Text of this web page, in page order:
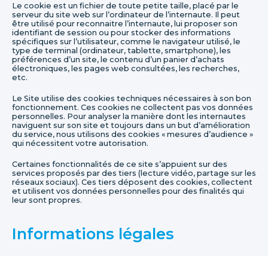
Le cookie est un fichier de toute petite taille, placé par le
serveur du site web sur l’ordinateur de l’internaute. Il peut
être utilisé pour reconnaitre l’internaute, lui proposer son
identifiant de session ou pour stocker des informations
spécifiques sur l’utilisateur, comme le navigateur utilisé, le
type de terminal (ordinateur, tablette, smartphone), les
préférences d’un site, le contenu d’un panier d’achats
électroniques, les pages web consultées, les recherches,
etc.
Le Site utilise des cookies techniques nécessaires à son bon
fonctionnement. Ces cookies ne collectent pas vos données
personnelles. Pour analyser la manière dont les internautes
naviguent sur son site et toujours dans un but d’amélioration
du service, nous utilisons des cookies « mesures d’audience »
qui nécessitent votre autorisation.
Certaines fonctionnalités de ce site s’appuient sur des
services proposés par des tiers (lecture vidéo, partage sur les
réseaux sociaux). Ces tiers déposent des cookies, collectent
et utilisent vos données personnelles pour des finalités qui
leur sont propres.
Informations légales